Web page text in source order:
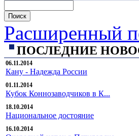
Расширенный
ПОСЛЕДНИЕ
06.11.2014
Кану - Надежда России
01.11.2014
Кубок Коннозаводчиков в К...
18.10.2014
Национальное достояние
16.10.2014